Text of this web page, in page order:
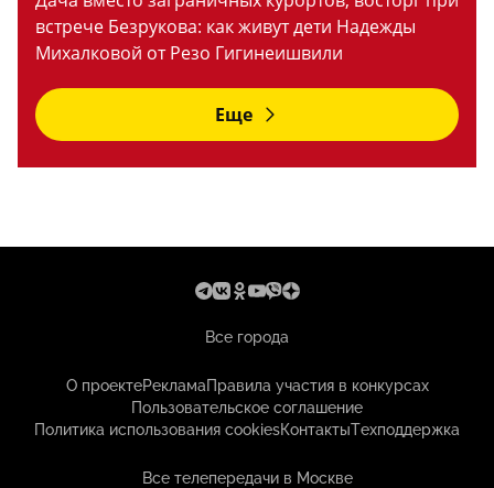
встрече Безрукова: как живут дети Надежды
Михалковой от Резо Гигинеишвили
Еще
Все города
О проектеРекламаПравила участия в конкурсах
Пользовательское соглашение
Политика использования cookiesКонтактыТехподдержка
Все телепередачи в Москве